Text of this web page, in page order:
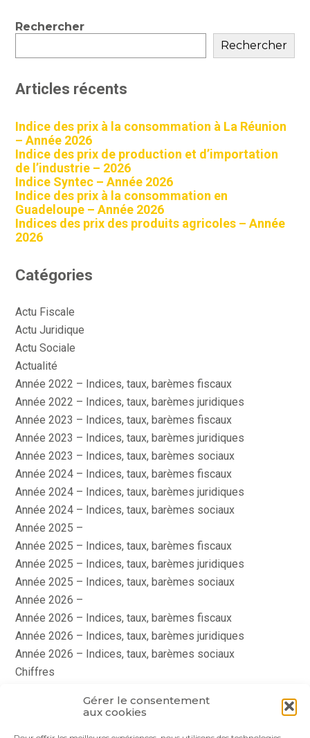
Gérer le consentement
aux cookies
Blog
Rechercher
Rechercher
Articles récents
Indice des prix à la consommation à La Réunion
– Année 2026
Indice des prix de production et d’importation
de l’industrie – 2026
Indice Syntec – Année 2026
Indice des prix à la consommation en
Guadeloupe – Année 2026
Indices des prix des produits agricoles – Année
2026
Catégories
Actu Fiscale
Actu Juridique
Actu Sociale
Actualité
Année 2022 – Indices, taux, barèmes fiscaux
Année 2022 – Indices, taux, barèmes juridiques
Année 2023 – Indices, taux, barèmes fiscaux
Année 2023 – Indices, taux, barèmes juridiques
Année 2023 – Indices, taux, barèmes sociaux
Année 2024 – Indices, taux, barèmes fiscaux
Année 2024 – Indices, taux, barèmes juridiques
Année 2024 – Indices, taux, barèmes sociaux
Année 2025 –
Année 2025 – Indices, taux, barèmes fiscaux
Année 2025 – Indices, taux, barèmes juridiques
Année 2025 – Indices, taux, barèmes sociaux
Année 2026 –
Année 2026 – Indices, taux, barèmes fiscaux
Année 2026 – Indices, taux, barèmes juridiques
Année 2026 – Indices, taux, barèmes sociaux
Chiffres
Le coin du dirigeant